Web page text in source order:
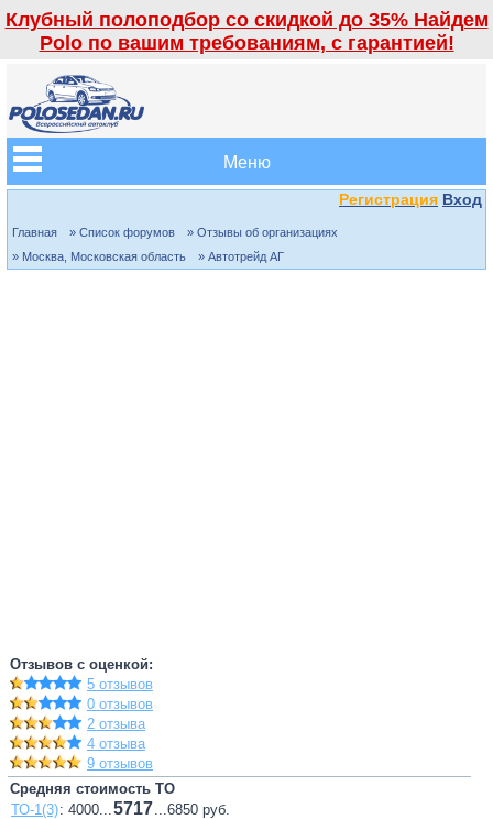
Клубный полоподбор со скидкой до 35% Найдем
Polo по вашим требованиям, с гарантией!
Меню
Регистрация Вход
Главная » Список форумов
» Отзывы об организациях
» Москва, Московская область
» Автотрейд АГ
Отзывов с оценкой:
5 отзывов
0 отзывов
2 отзыва
4 отзыва
9 отзывов
Средняя стоимость ТО
ТО-1(3): 4000...5717...6850 руб.